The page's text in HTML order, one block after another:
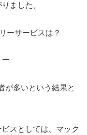
ました。
ーサービスは？
ー
が多いという結果と
スとしては、マック